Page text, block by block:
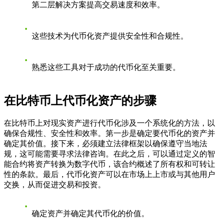
第二层解决方案提高交易速度和效率。
这些技术为代币化资产提供安全性和合规性。
熟悉这些工具对于成功的代币化至关重要。
在比特币上代币化资产的步骤
在比特币上对现实资产进行代币化涉及一个系统化的方法，以
确保合规性、安全性和效率。第一步是确定要代币化的资产并
确定其价值。接下来，必须建立法律框架以确保遵守当地法
规，这可能需要寻求法律咨询。在此之后，可以通过定义的智
能合约将资产转换为数字代币，该合约概述了所有权和可转让
性的条款。最后，代币化资产可以在市场上上市或与其他用户
交换，从而促进交易和投资。
确定资产并确定其代币化的价值。